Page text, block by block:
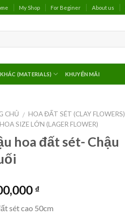
My Shop For Beginer About us
(MATERIALS) KHUYẾN MÃI
CHỦ / HOA ĐẤT SÉT (CLAY FLOWERS)
SIZE LỚN (LAGER FLOWER)
hoa đất sét- Chậu
₫
sét cao 50cm